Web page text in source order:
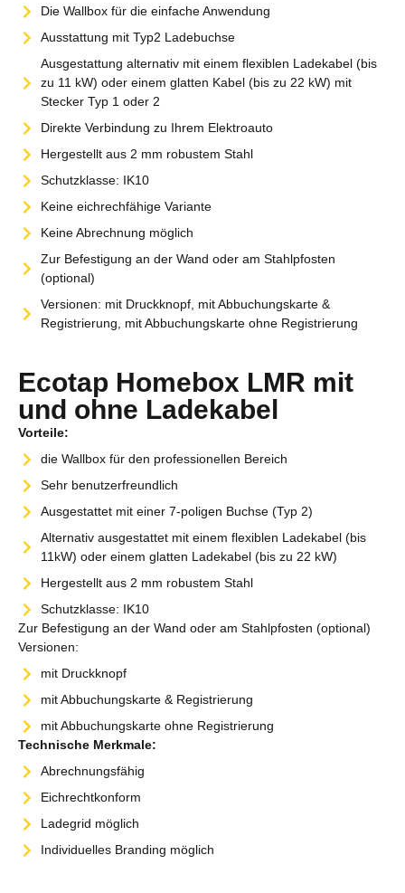
Die Wallbox für die einfache Anwendung
Ausstattung mit Typ2 Ladebuchse
Ausgestattung alternativ mit einem flexiblen Ladekabel (bis
zu 11 kW) oder einem glatten Kabel (bis zu 22 kW) mit
Stecker Typ 1 oder 2
Direkte Verbindung zu Ihrem Elektroauto
Hergestellt aus 2 mm robustem Stahl
Schutzklasse: IK10
Keine eichrechfähige Variante
Keine Abrechnung möglich
Zur Befestigung an der Wand oder am Stahlpfosten
(optional)
Versionen: mit Druckknopf, mit Abbuchungskarte &
Registrierung, mit Abbuchungskarte ohne Registrierung
Ecotap Homebox LMR mit
und ohne Ladekabel
Vorteile:
die Wallbox für den professionellen Bereich
Sehr benutzerfreundlich
Ausgestattet mit einer 7-poligen Buchse (Typ 2)
Alternativ ausgestattet mit einem flexiblen Ladekabel (bis
11kW) oder einem glatten Ladekabel (bis zu 22 kW)
Hergestellt aus 2 mm robustem Stahl
Schutzklasse: IK10
Zur Befestigung an der Wand oder am Stahlpfosten (optional)
Versionen:
mit Druckknopf
mit Abbuchungskarte & Registrierung
mit Abbuchungskarte ohne Registrierung
Technische Merkmale:
Abrechnungsfähig
Eichrechtkonform
Ladegrid möglich
Individuelles Branding möglich